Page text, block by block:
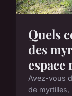
Quels
des
espace
Avez-vous
de